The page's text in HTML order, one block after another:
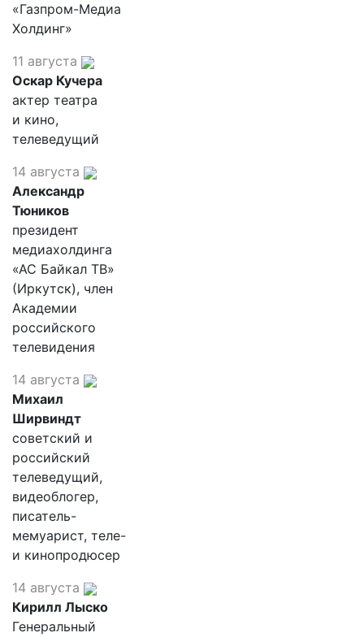
«Газпром-Медиа
Холдинг»
11 августа
Оскар Кучера
актер театра
и кино,
телеведущий
14 августа
Александр
Тюников
президент
медиахолдинга
«АС Байкал ТВ»
(Иркутск), член
Академии
российского
телевидения
14 августа
Михаил
Ширвиндт
советский и
российский
телеведущий,
видеоблогер,
писатель-
мемуарист, теле-
и кинопродюсер
14 августа
Кирилл Лыско
Генеральный